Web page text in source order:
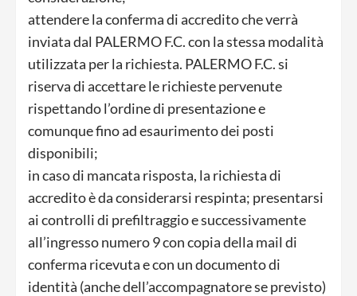
attendere la conferma di accredito che verrà
inviata dal PALERMO F.C. con la stessa modalità
utilizzata per la richiesta. PALERMO F.C. si
riserva di accettare le richieste pervenute
rispettando l’ordine di presentazione e
comunque fino ad esaurimento dei posti
disponibili;
in caso di mancata risposta, la richiesta di
accredito è da considerarsi respinta; presentarsi
ai controlli di prefiltraggio e successivamente
all’ingresso numero 9 con copia della mail di
conferma ricevuta e con un documento di
identità (anche dell’accompagnatore se previsto)